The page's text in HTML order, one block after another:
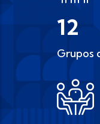
14
Grupos